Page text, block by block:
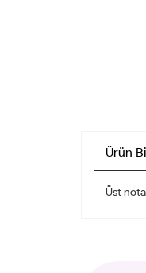
Ürün
Üst